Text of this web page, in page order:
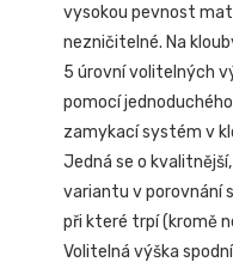
vysokou pevnost
nezničitelné. Na
5 úrovní volitelných
pomocí
zamykací systém v
Jedná se o
variantu v porovnání
při které trpí (kromě
Volitelná výška